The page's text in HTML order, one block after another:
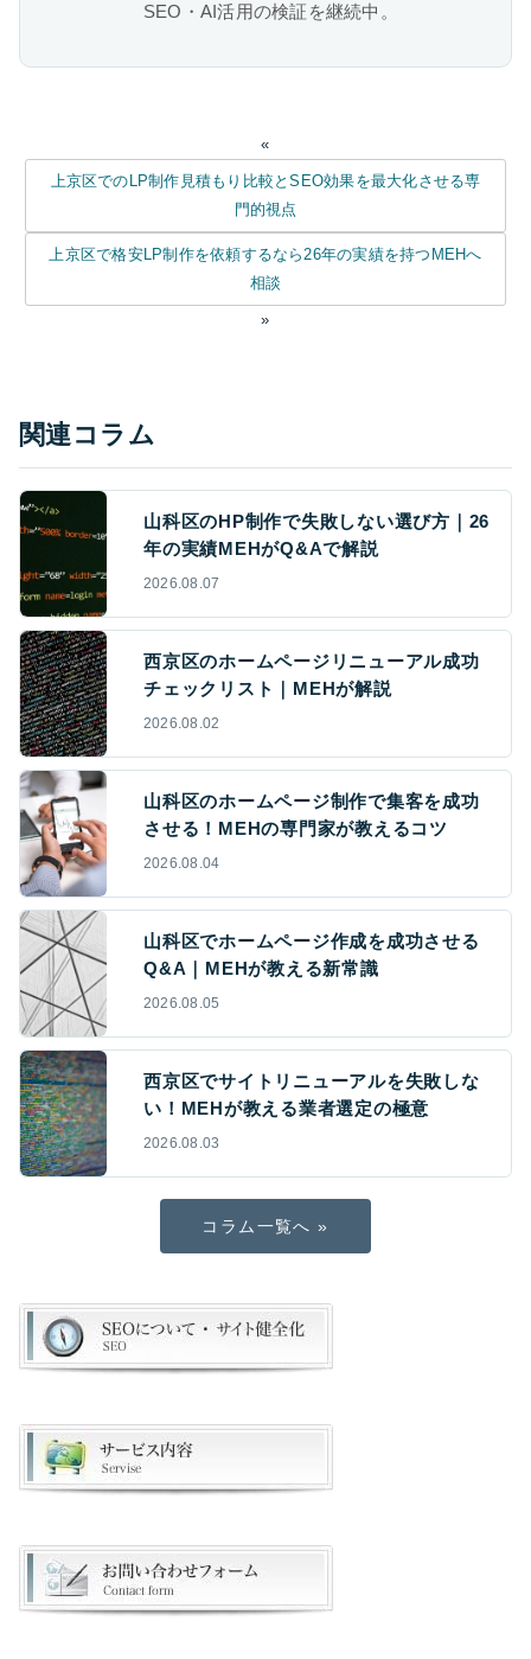
SEO・AI活用の検証を継続中。
«
上京区でのLP制作見積もり比較とSEO効果を最大化させる専
門的視点
上京区で格安LP制作を依頼するなら26年の実績を持つMEHへ
相談
»
関連コラム
山科区のHP制作で失敗しない選び方｜26
年の実績MEHがQ&Aで解説
2026.08.07
西京区のホームページリニューアル成功
チェックリスト｜MEHが解説
2026.08.02
山科区のホームページ制作で集客を成功
させる！MEHの専門家が教えるコツ
2026.08.04
山科区でホームページ作成を成功させる
Q&A｜MEHが教える新常識
2026.08.05
西京区でサイトリニューアルを失敗しな
い！MEHが教える業者選定の極意
2026.08.03
コラム一覧へ »